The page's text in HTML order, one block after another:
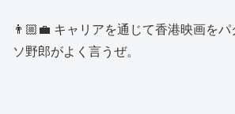
👨🏼‍💼 キャリアを通じて香港映画を
ソ野郎がよく言うぜ。